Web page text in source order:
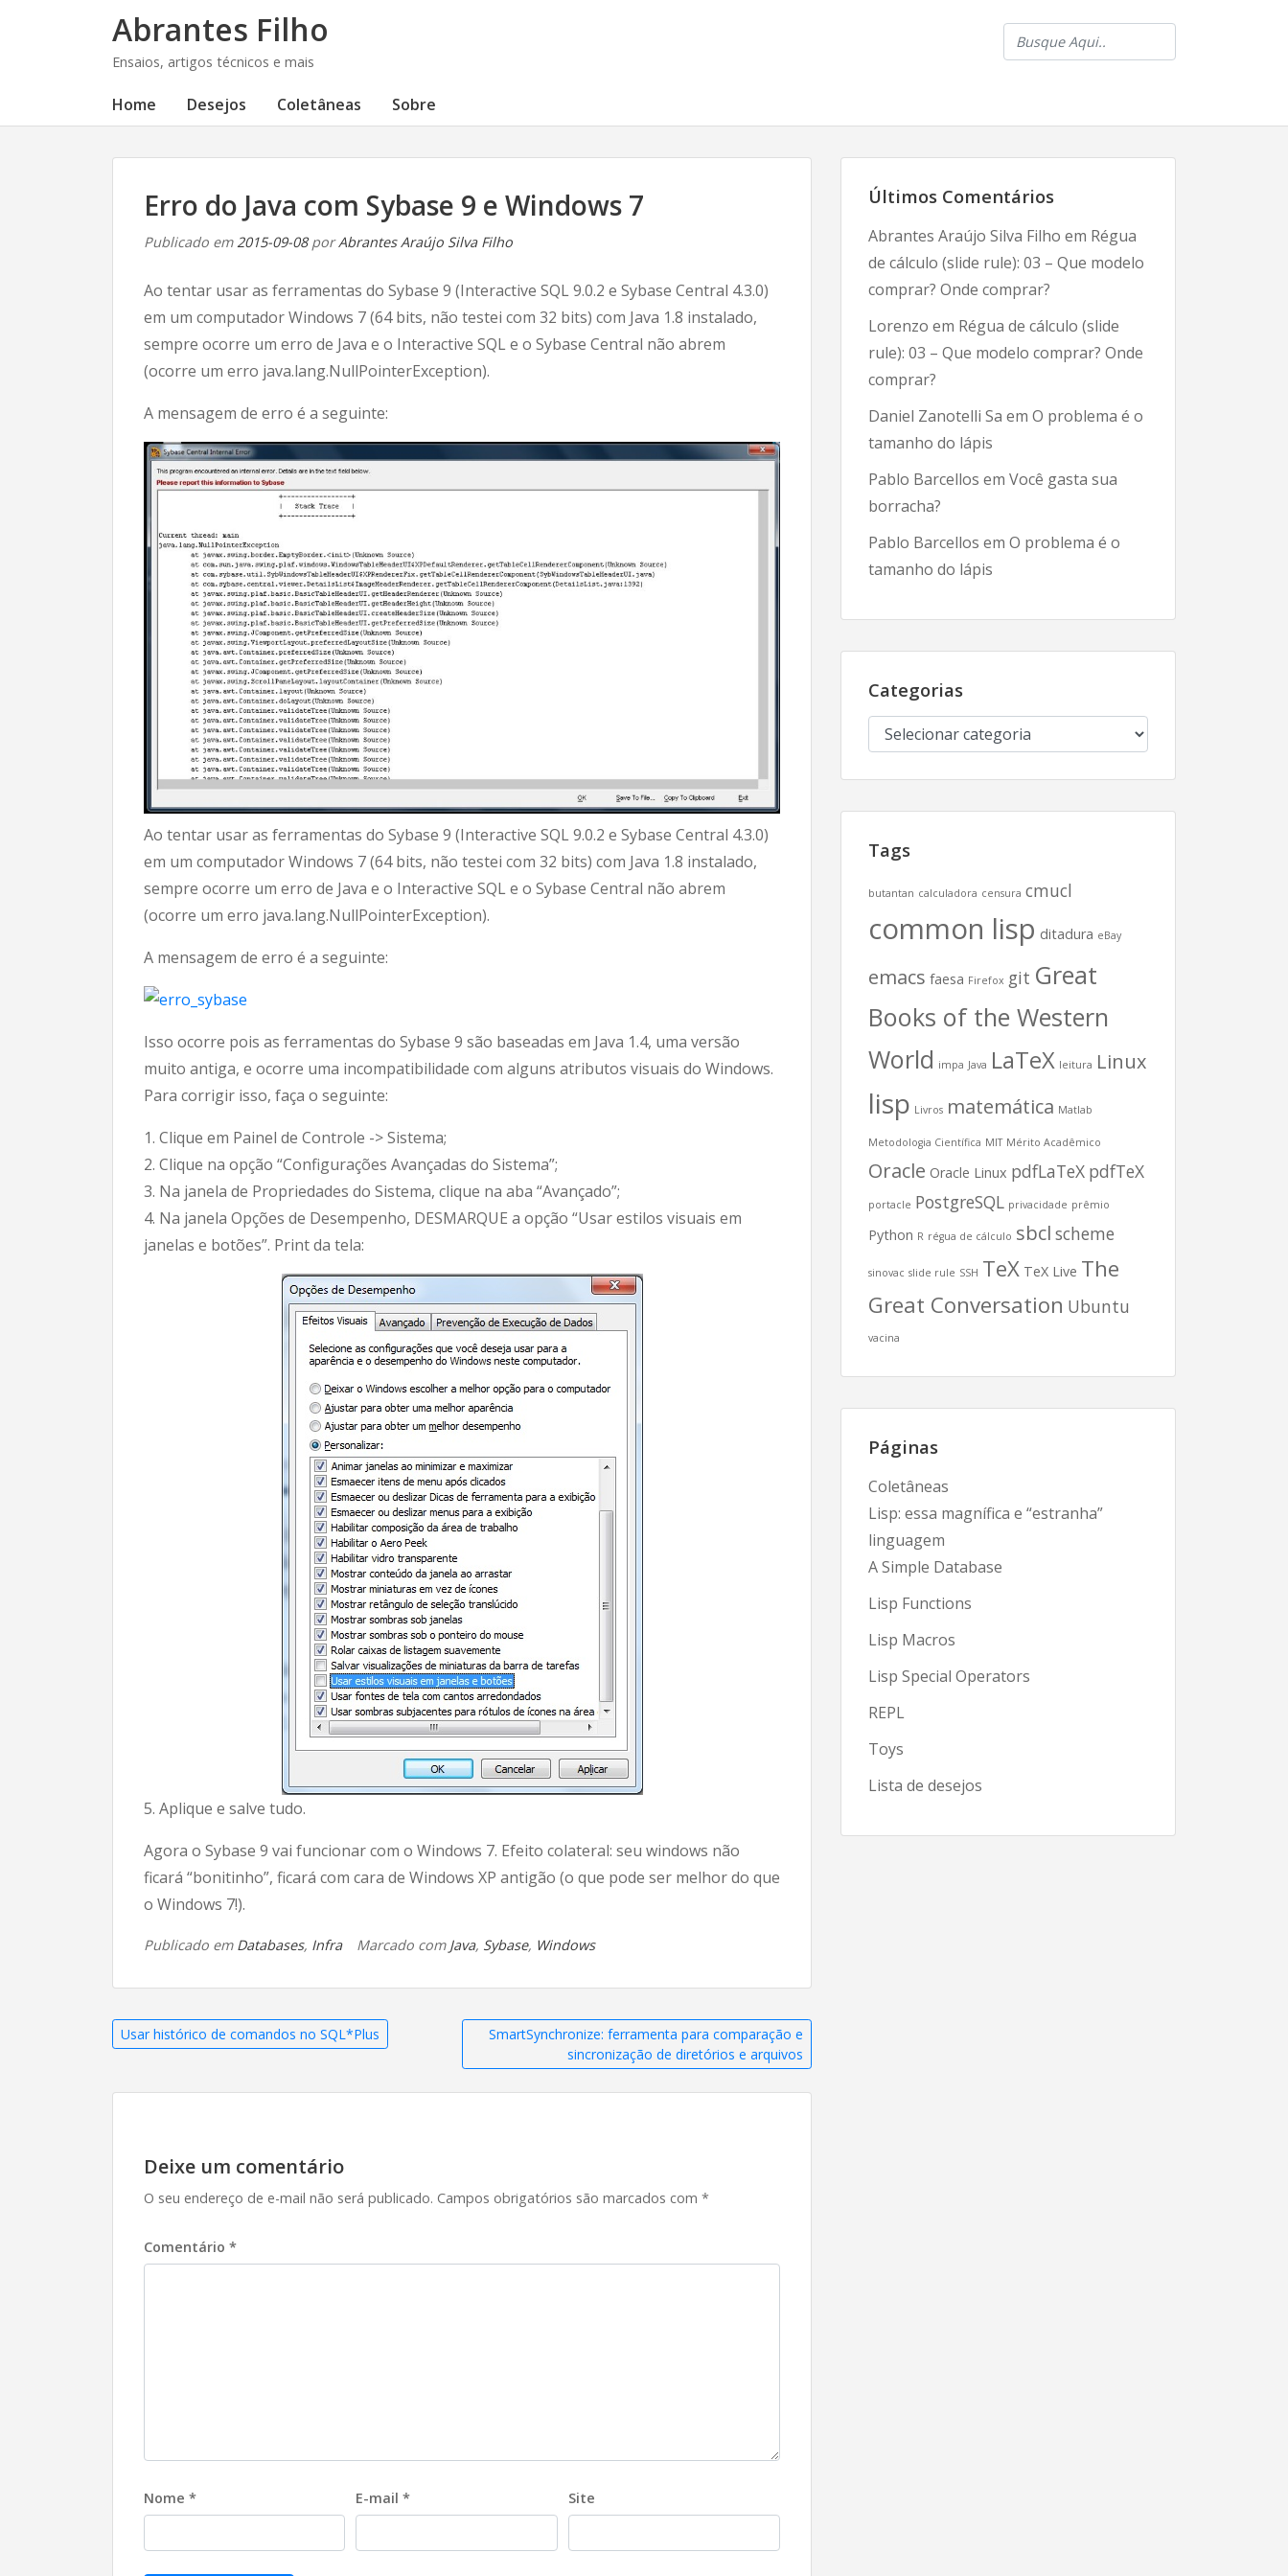
Abrantes Filho
Ensaios, artigos técnicos e mais
Home Desejos Coletâneas Sobre
Erro do Java com Sybase 9 e Windows 7
Publicado em2015-09-08porAbrantes Araújo Silva Filho
Ao tentar usar as ferramentas do Sybase 9 (Interactive SQL 9.0.2 e Sybase Central 4.3.0)
em um computador Windows 7 (64 bits, não testei com 32 bits) com Java 1.8 instalado,
sempre ocorre um erro de Java e o Interactive SQL e o Sybase Central não abrem
(ocorre um erro java.lang.NullPointerException).
A mensagem de erro é a seguinte:
Ao tentar usar as ferramentas do Sybase 9 (Interactive SQL 9.0.2 e Sybase Central 4.3.0)
em um computador Windows 7 (64 bits, não testei com 32 bits) com Java 1.8 instalado,
sempre ocorre um erro de Java e o Interactive SQL e o Sybase Central não abrem
(ocorre um erro java.lang.NullPointerException).
A mensagem de erro é a seguinte:
Isso ocorre pois as ferramentas do Sybase 9 são baseadas em Java 1.4, uma versão
muito antiga, e ocorre uma incompatibilidade com alguns atributos visuais do Windows.
Para corrigir isso, faça o seguinte:
1. Clique em Painel de Controle -> Sistema;
2. Clique na opção “Configurações Avançadas do Sistema”;
3. Na janela de Propriedades do Sistema, clique na aba “Avançado”;
4. Na janela Opções de Desempenho, DESMARQUE a opção “Usar estilos visuais em
janelas e botões”. Print da tela:
5. Aplique e salve tudo.
Agora o Sybase 9 vai funcionar com o Windows 7. Efeito colateral: seu windows não
ficará “bonitinho”, ficará com cara de Windows XP antigão (o que pode ser melhor do que
o Windows 7!).
Publicado em Databases, Infra Marcado com Java, Sybase, Windows
Navegação
Usar histórico de comandos no SQL*Plus
SmartSynchronize: ferramenta para comparação e
sincronização de diretórios e arquivos
Deixe um comentário
O seu endereço de e-mail não será publicado. Campos obrigatórios são marcados com *
Comentário *
Nome * E-mail* Site
Últimos Comentários
Abrantes Araújo Silva Filho em Régua
de cálculo (slide rule): 03 – Que modelo
comprar? Onde comprar?
Lorenzo em Régua de cálculo (slide
rule): 03 – Que modelo comprar? Onde
comprar?
Daniel Zanotelli Sa em O problema é o
tamanho do lápis
Pablo Barcellos em Você gasta sua
borracha?
Pablo Barcellos em O problema é o
tamanho do lápis
Categorias
Categorias
Tags
butantan calculadora censura cmucl
common lisp ditadura eBay
emacs faesa Firefox git Great
Books of the Western
World impa Java LaTeX leitura Linux
lisp Livros matemática Matlab
Metodologia Científica MIT Mérito Acadêmico
Oracle Oracle Linux pdfLaTeX pdfTeX
portacle PostgreSQL privacidade prêmio
Python R régua de cálculo sbcl scheme
sinovac slide rule SSH TeX TeX Live The
Great Conversation Ubuntu
vacina
Páginas
Coletâneas
Lisp: essa magnífica e “estranha”
linguagem
A Simple Database
Lisp Functions
Lisp Macros
Lisp Special Operators
REPL
Toys
Lista de desejos